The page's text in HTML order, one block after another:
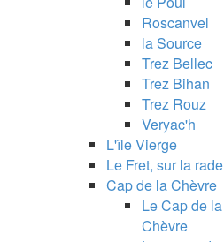
Roscanvel
la Source
Trez Bellec
Trez Bihan
Trez Rouz
Veryac'h
L'île Vierge
Le Fret, sur la rade
Cap de la Chèvre
Le Cap de la
Chèvre